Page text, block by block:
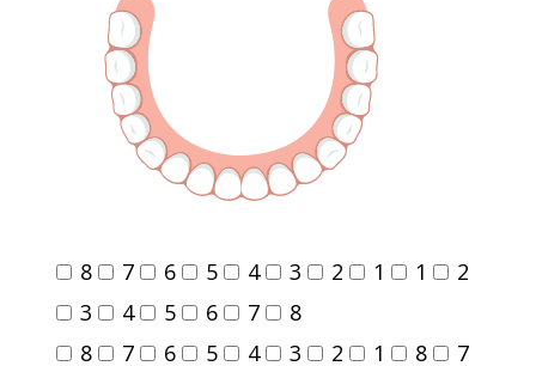
8 7 6 5 4 3 2 1 1
2
3
4 5 6 7
8
8
7 6 5 4 3 2 1 8 7